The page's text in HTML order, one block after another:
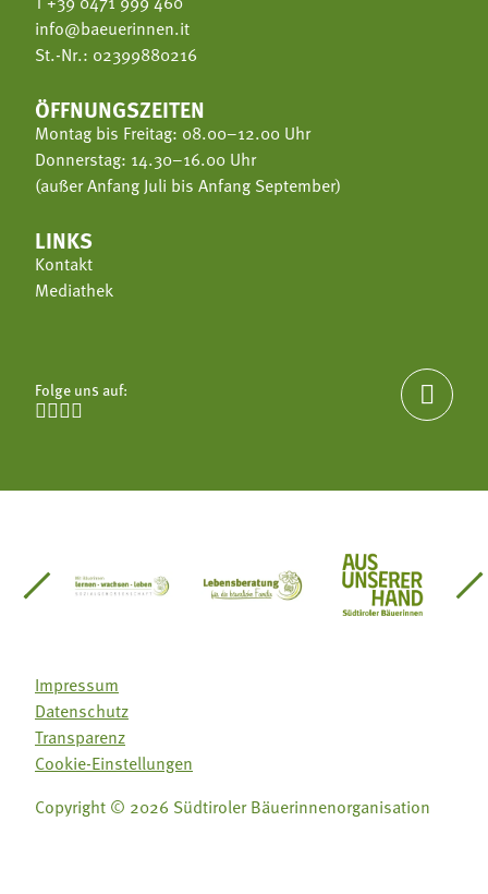
info@baeuerinnen.it
St.-Nr.: 02399880216
ÖFFNUNGSZEITEN
Montag bis Freitag: 08.00–12.00 Uhr
Donnerstag: 14.30–16.00 Uhr
(außer Anfang Juli bis Anfang September)
LINKS
Kontakt
Mediathek
Folge uns auf:


Südtirol
Gärtnervereinigung
Sozialgenossenschaft Mit Bäuerinnen lernen -
Lebensberatung für dieAus unserer
Impressum
Datenschutz
Transparenz
Cookie-Einstellungen
Copyright © 2026 Südtiroler Bäuerinnenorganisation